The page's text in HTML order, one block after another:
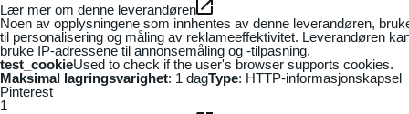
Lær mer om denne leverandøren
Noen av opplysningene som innhentes av denne leverandøren,
til personalisering og måling av reklameeffektivitet. Leverandøren
bruke IP-adressene til annonsemåling og -tilpasning.
test_cookieUsed to check if the user's browser supports cookies.
Maksimal lagringsvarighet: 1 dagType: HTTP-informasjonskapsel
Pinterest
1